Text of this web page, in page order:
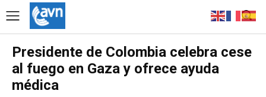
Presidente de Colombia celebra cese
al fuego en Gaza y ofrece ayuda
médica